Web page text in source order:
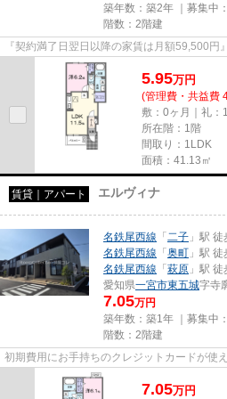
築年数：築2年 ｜募集中：
階数：2階建
『契約満了日翌日以降の家賃は月額59,500円』
5.95万円
(管理費・共益費
敷：0ヶ月｜礼：
所在階：1階
間取り：1LDK
面積：41.13㎡
賃貸｜アパート エルヴィナ
名鉄尾西線 「 二子 」駅
名鉄尾西線 「 奥町 」駅
名鉄尾西線 「 萩原 」駅
愛知県一宮市東五城字寺
7.05万円
築年数：築1年 ｜募集中：
階数：2階建
初期費用にお手持ちのクレジットカードが使
7.05万円